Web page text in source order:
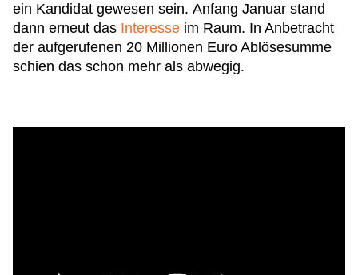
ein Kandidat gewesen sein. Anfang Januar stand
dann erneut das Interesse im Raum. In Anbetracht
der aufgerufenen 20 Millionen Euro Ablösesumme
schien das schon mehr als abwegig.